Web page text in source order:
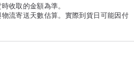
收取的金額為準。
流寄送天數估算。實際到貨日可能因付